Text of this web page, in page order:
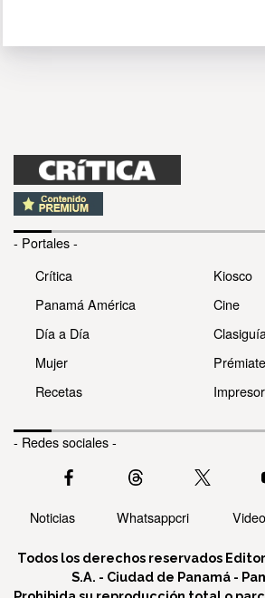
- Portales -
Crítica
Panamá América
Día a Día
Mujer
Recetas
Kiosco
Cine
Prémiate
- Redes sociales -
Noticias Whatsappcri
Todos los derechos reservados
S.A. - Ciudad de Panamá -